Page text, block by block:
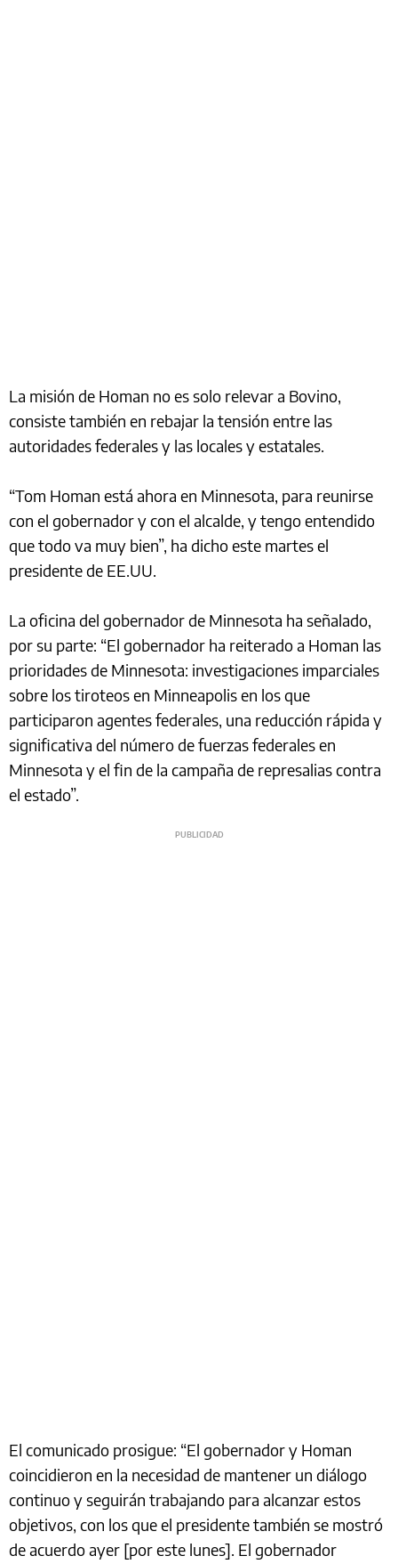
La misión de Homan no es solo relevar a Bovino,
consiste también en rebajar la tensión entre las
autoridades federales y las locales y estatales.
“Tom Homan está ahora en Minnesota, para reunirse
con el gobernador y con el alcalde, y tengo entendido
que todo va muy bien”, ha dicho este martes el
presidente de EE.UU.
La oficina del gobernador de Minnesota ha señalado,
por su parte: “El gobernador ha reiterado a Homan las
prioridades de Minnesota: investigaciones imparciales
sobre los tiroteos en Minneapolis en los que
participaron agentes federales, una reducción rápida y
significativa del número de fuerzas federales en
Minnesota y el fin de la campaña de represalias contra
el estado”.
El comunicado prosigue: “El gobernador y Homan
coincidieron en la necesidad de mantener un diálogo
continuo y seguirán trabajando para alcanzar estos
objetivos, con los que el presidente también se mostró
de acuerdo ayer [por este lunes]. El gobernador